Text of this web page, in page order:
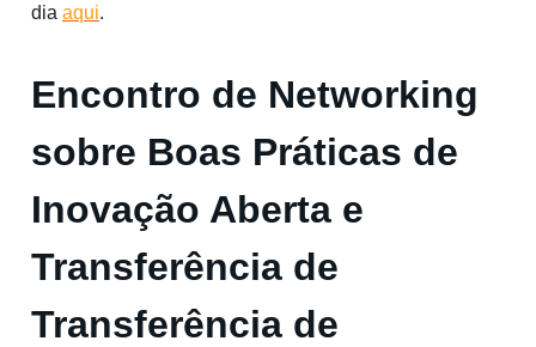
dia aqui.
Encontro de Networking
sobre Boas Práticas de
Inovação Aberta e
Transferência de
Transferência de